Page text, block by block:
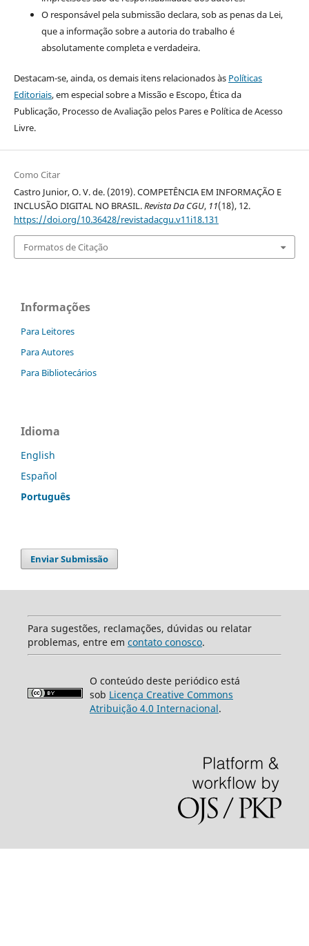
O responsável pela submissão declara, sob as penas da Lei,
que a informação sobre a autoria do trabalho é
absolutamente completa e verdadeira.
Destacam-se, ainda, os demais itens relacionados às Políticas
Editoriais, em especial sobre a Missão e Escopo, Ética da
Publicação, Processo de Avaliação pelos Pares e Política de Acesso
Livre.
Como Citar
Castro Junior, O. V. de. (2019). COMPETÊNCIA EM INFORMAÇÃO E
INCLUSÃO DIGITAL NO BRASIL.Revista Da CGU, 11(18), 12.
https://doi.org/10.36428/revistadacgu.v11i18.131
Formatos de Citação
Informações
Para Leitores
Para Autores
Para Bibliotecários
Idioma
English
Español
Português
Enviar Submissão
Para sugestões, reclamações, dúvidas ou relatar
problemas, entre em contato conosco.
O conteúdo deste periódico está
sob Licença Creative Commons
Atribuição 4.0 Internacional.